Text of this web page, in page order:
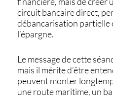
circuit bancaire direct,
débancarisation partielle
l’épargne.
Le message de cette
mais il mérite d’être
peuvent monter
une route maritime, un